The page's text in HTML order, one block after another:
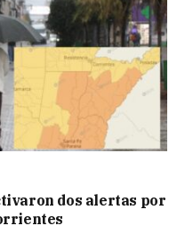
dos alertas por